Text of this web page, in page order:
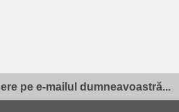
pe e-mailul dumneavoastră...